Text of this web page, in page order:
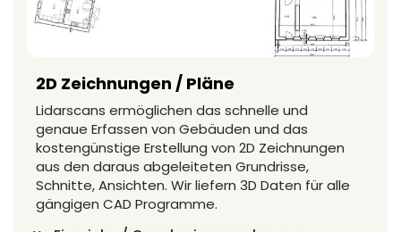
2D Zeichnungen / Pläne
Lidarscans ermöglichen das schnelle und
genaue Erfassen von Gebäuden und das
kostengünstige Erstellung von 2D Zeichnungen
aus den daraus abgeleiteten Grundrisse,
Schnitte, Ansichten. Wir liefern 3D Daten für alle
gängigen CAD Programme.